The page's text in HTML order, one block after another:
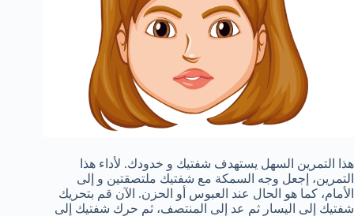
هذا التمرين السهل يستهدف شفتيك و خدودك. لأداء هذا
التمرين، إجعل وجه السمكة مع شفتيك ملتصقتين و إلى
الأمام، كما هو الحال عند العبوس أو الحزن. الآن قم بتحريك
شفتيك إلى اليسار ثم عد إلى المنتصف، ثم حرك شفتيك إلى